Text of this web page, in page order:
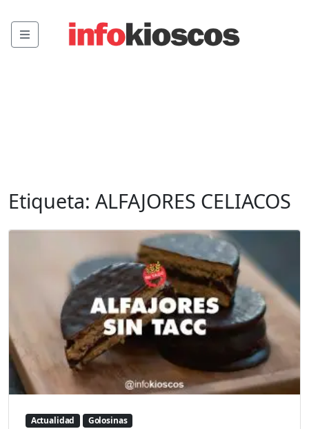
Menu
Etiqueta: ALFAJORES CELIACOS
Actualidad Golosinas